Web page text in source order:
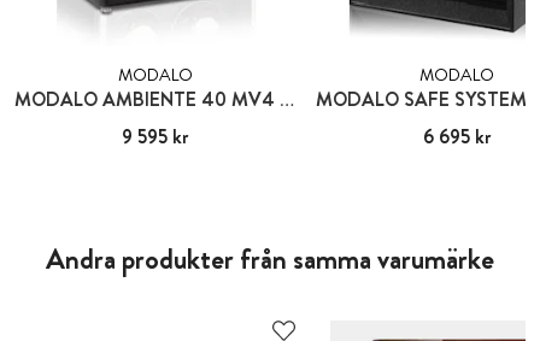
MODALO
MODALO AMBIENTE 40 MV4 KOLFIBER - FÖR 4 KLOCKOR
Pris :9 595 kr
9 595 kr
MODALO
Pris:6 695 kr
6 695 kr
Andra produkter från samma varumärke